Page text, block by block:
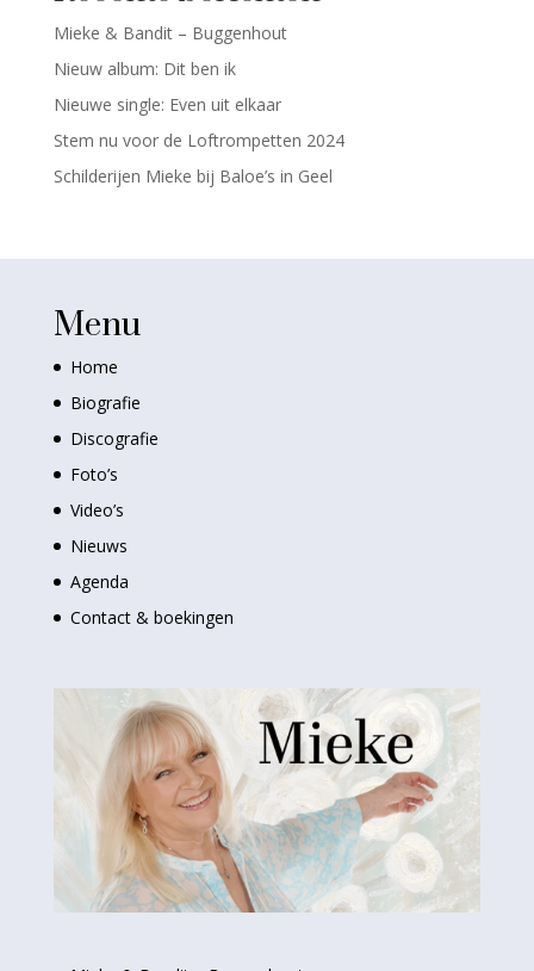
Mieke & Bandit – Buggenhout
Nieuw album: Dit ben ik
Nieuwe single: Even uit elkaar
Stem nu voor de Loftrompetten 2024
Schilderijen Mieke bij Baloe’s in Geel
Menu
Home
Biografie
Discografie
Foto’s
Video’s
Nieuws
Agenda
Contact & boekingen